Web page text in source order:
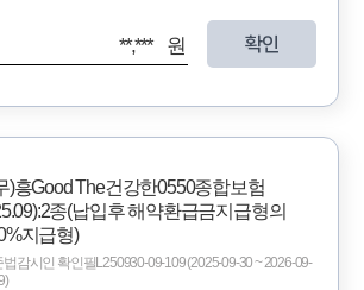
**,*** 원 확인
)흥Good The건강한0550종합보험
종(납입후 해약환급금지급형의
지급형)
법감시인 확인필L250930-09-109 (2025-09-30 ~ 2026-09-